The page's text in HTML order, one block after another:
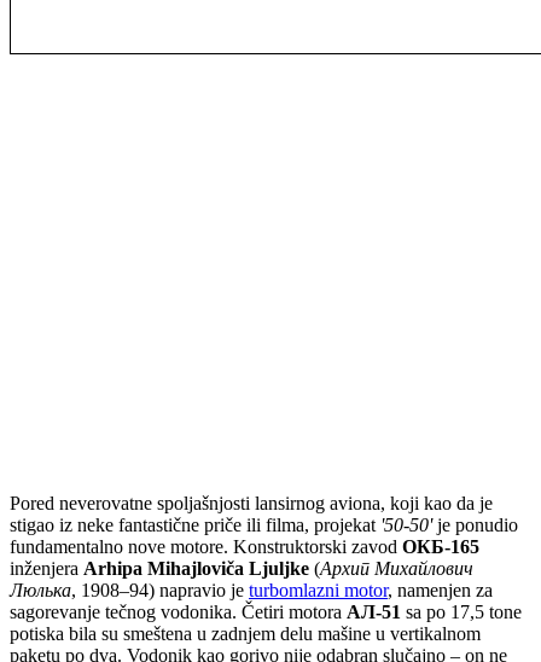
Pored neverovatne spoljašnjosti lansirnog aviona, koji kao da je
stigao iz neke fantastične priče ili filma, projekat '50-50'je ponudio
fundamentalno nove motore. Konstruktorski zavod ОКБ-165
inženjera Arhipa Mihajloviča Ljuljke (Архип Михайлович
Люлька, 1908–94) napravio je turbomlazni motor, namenjen za
sagorevanje tečnog vodonika. Četiri motora АЛ-51 sa po 17,5 tone
potiska bila su smeštena u zadnjem delu mašine u vertikalnom
paketu po dva. Vodonik kao gorivo nije odabran slučajno – on ne